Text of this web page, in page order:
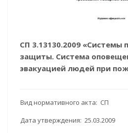
СП 3.13130.2009 «Системы
защиты. Система
эвакуацией людей при
Вид нормативного акта: СП
Дата утверждения: 25.03.2009